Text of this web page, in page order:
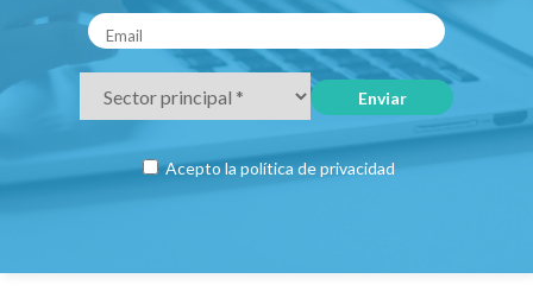
Acepto la política de privacidad